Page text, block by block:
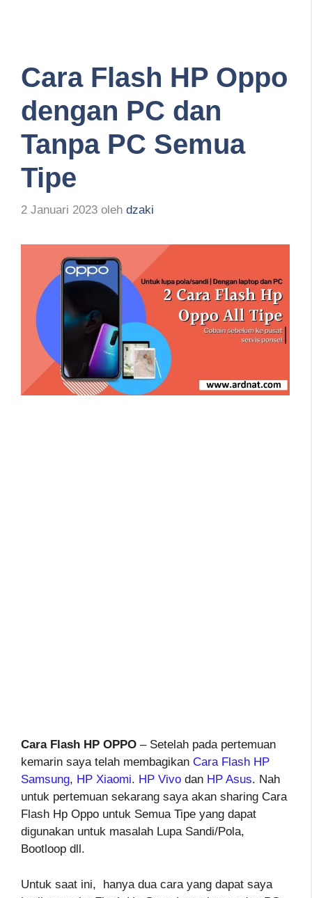
Cara Flash HP Oppo
dengan PC dan
Tanpa PC Semua
Tipe
2 Januari 2023 oleh dzaki
Cara Flash HP OPPO – Setelah pada pertemuan
kemarin saya telah membagikan Cara Flash HP
Samsung, HP Xiaomi. HP Vivo dan HP Asus. Nah
untuk pertemuan sekarang saya akan sharing Cara
Flash Hp Oppo untuk Semua Tipe yang dapat
digunakan untuk masalah Lupa Sandi/Pola,
Bootloop dll.
Untuk saat ini, hanya dua cara yang dapat saya